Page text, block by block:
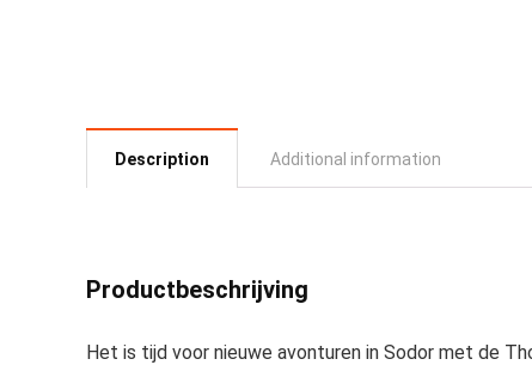
Description Additional information
Productbeschrijving
Het is tijd voor nieuwe avonturen in Sodor met de